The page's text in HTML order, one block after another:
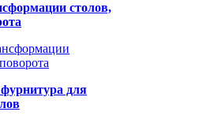
столов,
для